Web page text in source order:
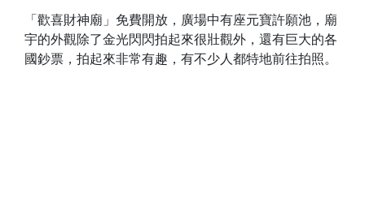
「歡喜財神廟」免費開放，廣場中有座元寶許願池，廟
宇的外觀除了金光閃閃拍起來很壯觀外，還有巨大的各
國鈔票，拍起來非常有趣，有不少人都特地前往拍照。